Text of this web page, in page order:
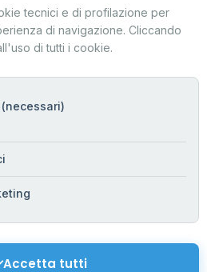
-AF Project Software Agency
delle Imprese e del Made in Italy
tecnici e di profilazione per
di navigazione. Cliccando
di tutti i cookie.
Accetta tutti